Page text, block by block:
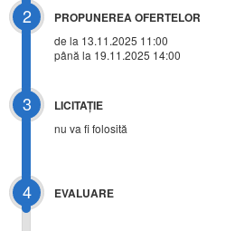
2 PROPUNEREA OFERTELOR
de la 13.11.2025 11:00
până la 19.11.2025 14:00
3 LICITAŢIE
nu va fi folosită
4 EVALUARE